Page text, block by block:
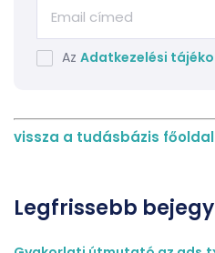
Az Adatkezelési
vissza a tudásbázis
Legfrissebb